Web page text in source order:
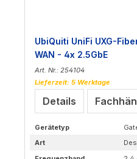
UbiQuiti UniFi UXG-
WAN - 4x 2.5GbE
Art. Nr.: 254104
Lieferzeit: 5 Werktage
Details
Gerätetyp
Art